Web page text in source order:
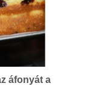
áfonyát a